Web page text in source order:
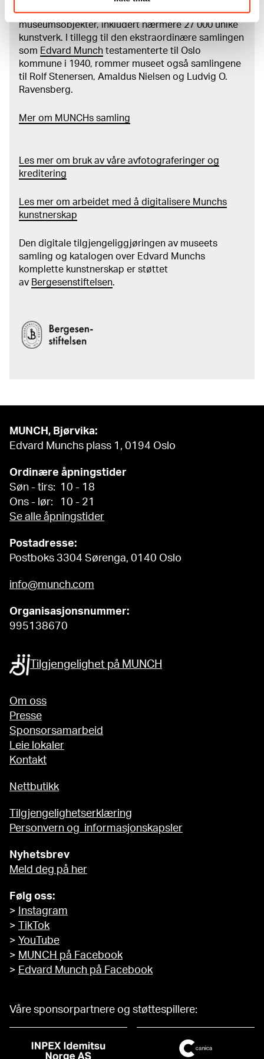
Leinwand, utst.kat. Kunsthalle Bremen, Bremen 2011, s.
54f Stein, Mille, "Edvard Munch's paintings with bird
droppings. Analysis of the Ekely collection at the Munch
Museum", Zeitschrift für Kunsttechnologie und
Konservierung, Jhrg. 25, Hft. 1, 2011, s. 93–101 Woll,
Gerd, Edvard Munch. Samlede malerier / Complete
Paintings: Catalogue raisonné, MM, Kaare Berntsen,
Munch's Ibsen: A Painter's Vision of a Playwright,
København 2008, s. 25ff Weinstein, Arnold, Northern
Topalova-Casadiego, Biljana, "Studie av maleriteknikk i
et utvalg av Edvard Munchs malerier", del av upubl.
Edvard Munchs "hestekur". Eksperimenter med teknikk
og materialer, utst.kat., Oslo 1995, s. 26 Eggum, Arne,
1990, s. 87f Eggum, Arne, Edvard Munch. Malerier –
skisser – studier / Edvard Munch. Peintures – esquisses
– etudes, Oslo 1983, s. 114f
MUNCHs samling består av over 42 000 unike
museumsobjekter, inkludert nærmere 27 000 unike
kunstverk. I tillegg til den ekstraordinære samlingen
som Edvard Munch testamenterte til Oslo
kommune i 1940, rommer museet også samlingene
til Rolf Stenersen, Amaldus Nielsen og Ludvig O.
Ravensberg.
Mer om MUNCHs samling
Les mer om bruk av våre avfotograferinger og
kreditering
Les mer om arbeidet med å digitalisere Munchs
kunstnerskap
Den digitale tilgjengeliggjøringen av museets
samling og katalogen over Edvard Munchs
komplette kunstnerskap er støttet
av Bergesenstiftelsen.
MUNCH, Bjørvika:
Edvard Munchs plass 1, 0194 Oslo
Ordinære åpningstider
Søn - tirs: 10 - 18
Ons - lør: 10 - 21
Se alle åpningstider
Postadresse:
Postboks 3304 Sørenga, 0140 Oslo
info@munch.com
Organisasjonsnummer:
995138670
Tilgjengelighet på MUNCH
Om oss
Presse
Sponsorsamarbeid
Leie lokaler
Kontakt
Nettbutikk
Tilgjengelighetserklæring
Personvern og informasjonskapsler
Nyhetsbrev
Meld deg på her
Følg oss:
>
Instagram
>
TikTok
> YouTube
> MUNCH på Facebook
> Edvard Munch på Facebook
Våre sponsorpartnere og støttespillere: